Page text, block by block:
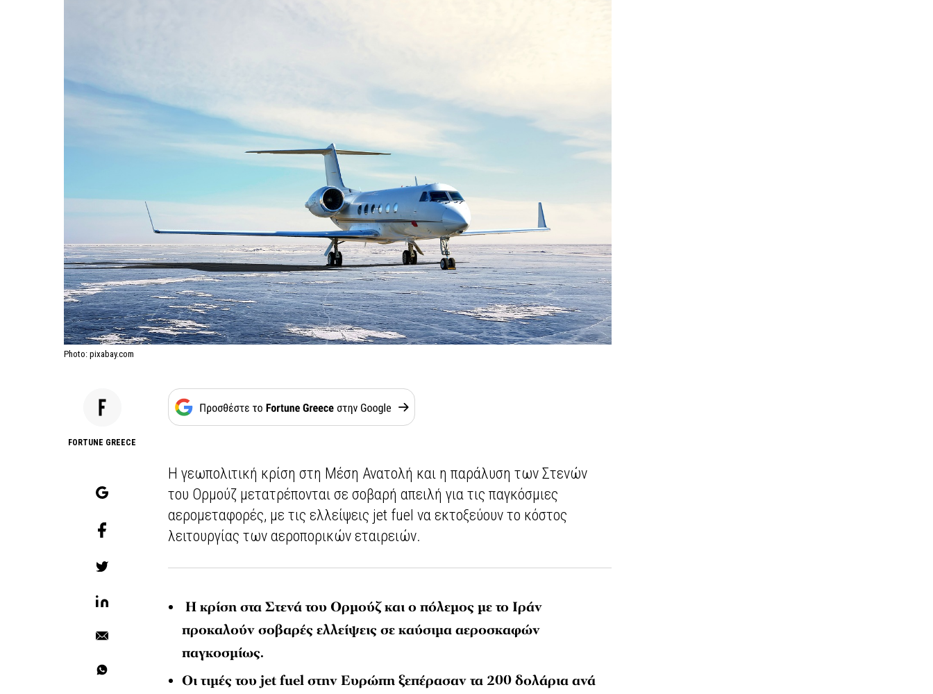
Photo: pixabay.com
FORTUNE GREECE
Η γεωπολιτική κρίση στη Μέση Ανατολή και η παράλυση των Στενών
του Ορμούζ μετατρέπονται σε σοβαρή απειλή για τις παγκόσμιες
αερομεταφορές, με τις ελλείψεις jet fuel να εκτοξεύουν το κόστος
λειτουργίας των αεροπορικών εταιρειών.
Η κρίση στα Στενά του Ορμούζ και ο πόλεμος με το Ιράν
προκαλούν σοβαρές ελλείψεις σε καύσιμα αεροσκαφών
παγκοσμίως.
Οι τιμές του jet fuel στην Ευρώπη ξεπέρασαν τα 200 δολάρια ανά